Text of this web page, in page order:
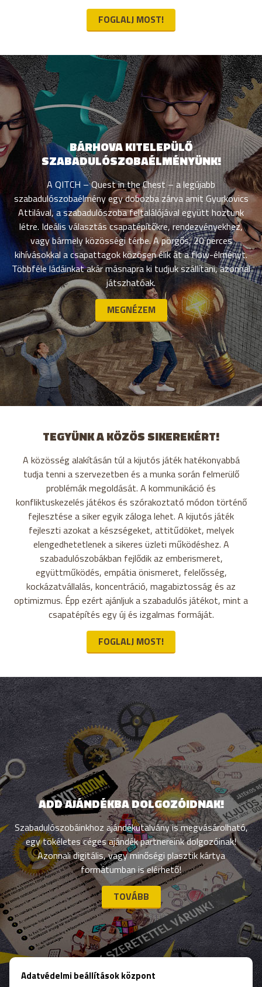
FOGLALJ MOST!
BÁRHOVA KITELEPÜLŐ
SZABADULÓSZOBAÉLMÉNYÜNK!
A QITCH – Quest in the Chest – a legújabb
szabadulószobaélmény egy dobozba zárva amit Gyurkovics
Attilával, a szabadulószoba feltalálójával együtt hoztunk
létre. Ideális választás csapatépítőkre, rendezvényekhez,
vagy bármely közösségi térbe. A pörgős, 20 perces
kihívásokkal a csapattagok közösen élik át a flow-élményt.
Többféle ládáinkat akár másnapra ki tudjuk szállítani, azonnal
játszhatóak.
MEGNÉZEM
TEGYÜNK A KÖZÖS SIKEREKÉRT!
A közösség alakításán túl a kijutós játék hatékonyabbá
tudja tenni a szervezetben és a munka során felmerülő
problémák megoldását. A kommunikáció és
konfliktuskezelés játékos és szórakoztató módon történő
fejlesztése a siker egyik záloga lehet. A kijutós játék
fejleszti azokat a készségeket, attitűdöket, melyek
elengedhetetlenek a sikeres üzleti működéshez. A
szabadulószobákban fejlődik az emberismeret,
együttműködés, empátia önismeret, felelősség,
kockázatvállalás, koncentráció, magabiztosság és az
optimizmus. Épp ezért ajánljuk a szabadulós játékot, mint a
csapatépítés egy új és izgalmas formáját.
FOGLALJ MOST!
ADD AJÁNDÉKBA DOLGOZÓIDNAK!
Szabadulószobáinkhoz ajándékutalvány is megvásárolható,
egy tökéletes céges ajándék partnereink dolgozóinak!
Azonnali digitális, vagy minőségi plasztik kártya
formátumban is elérhető!
TOVÁBB